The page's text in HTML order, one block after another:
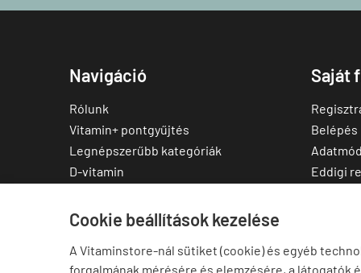
Cookie beállítások kezelése
A Vitaminstore-nál sütiket (cookie) és egyéb
forgalmának mérésére és elemzésére, a látogatók
Navigáció
Rólunk
Vitamin+ pontgyűjtés
Legnépszerűbb kategóriák
D-vitamin
Multivitamin
Cink
Saját
Belépés
Eddigi